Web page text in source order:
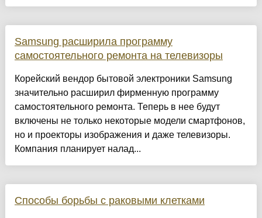
Samsung расширила программу
самостоятельного ремонта на телевизоры
Корейский вендор бытовой электроники Samsung
значительно расширил фирменную программу
самостоятельного ремонта. Теперь в нее будут
включены не только некоторые модели смартфонов,
но и проекторы изображения и даже телевизоры.
Компания планирует налад...
Способы борьбы с раковыми клетками